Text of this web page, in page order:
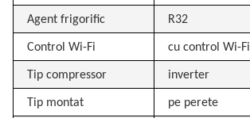
Agent frigorific R32
Control Wi-Fi cu control Wi-Fi
Tip compressor inverter
Tip montat pe perete